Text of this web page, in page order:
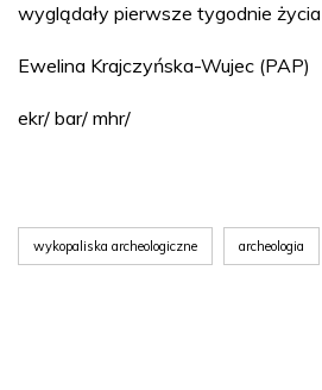
wyglądały pierwsze tygodnie
Ewelina Krajczyńska-Wujec (PAP)
ekr/ bar/ mhr/
wykopaliska archeologiczne archeologia